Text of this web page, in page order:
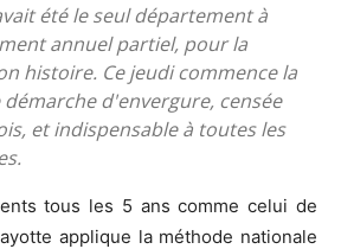
été le seul département à
annuel partiel, pour la
histoire. Ce jeudi commence la
d'envergure, censée
et indispensable à toutes les
tous les 5 ans comme celui de
applique la méthode nationale